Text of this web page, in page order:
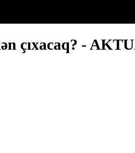
çıxacaq? -